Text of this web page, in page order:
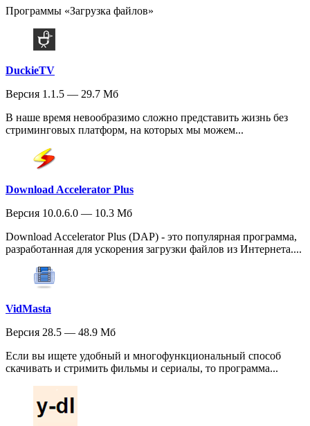
Программы «Загрузка файлов»
DuckieTV
Версия 1.1.5 — 29.7 Мб
В наше время невообразимо сложно представить жизнь без
стриминговых платформ, на которых мы можем...
Download Accelerator Plus
Версия 10.0.6.0 — 10.3 Мб
Download Accelerator Plus (DAP) - это популярная программа,
разработанная для ускорения загрузки файлов из Интернета....
VidMasta
Версия 28.5 — 48.9 Мб
Если вы ищете удобный и многофункциональный способ
скачивать и стримить фильмы и сериалы, то программа...